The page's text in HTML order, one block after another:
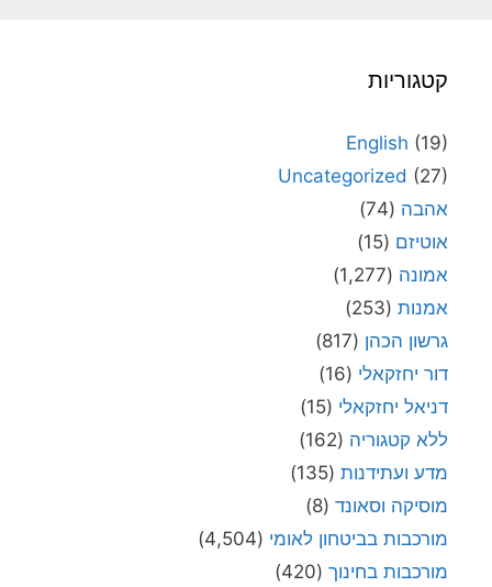
קטגוריות
English (19)
Uncategorized (27)
אהבה (74)
אוטיזם (15)
אמונה (1,277)
אמנות (253)
גרשון הכהן (817)
דור יחזקאלי (16)
דניאל יחזקאלי (15)
ללא קטגוריה (162)
מדע ועתידנות (135)
מוסיקה וסאונד (8)
מורכבות בביטחון לאומי (4,504)
מורכבות בחינוך (420)